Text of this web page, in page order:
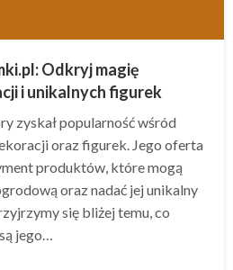
Odkryj magię
i unikalnych figurek
zyskał popularność wśród
oraz figurek. Jego oferta
produktów, które mogą
oraz nadać jej unikalny
się bliżej temu, co
jego…